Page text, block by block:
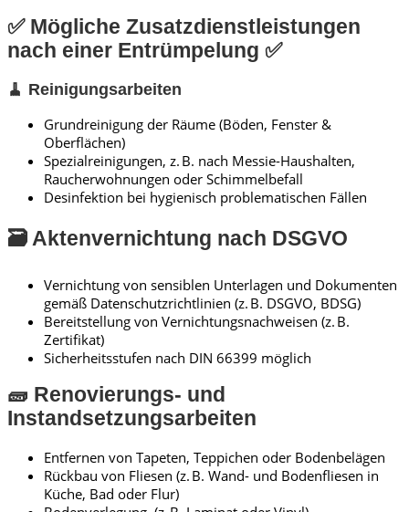
✅ Mögliche Zusatzdienstleistungen
nach einer Entrümpelung ✅
🧹 Reinigungsarbeiten
Grundreinigung der Räume (Böden, Fenster &
Oberflächen)
Spezialreinigungen, z. B. nach Messie-Haushalten,
Raucherwohnungen oder Schimmelbefall
Desinfektion bei hygienisch problematischen Fällen
🗃️ Aktenvernichtung nach DSGVO
Vernichtung von sensiblen Unterlagen und Dokumenten
gemäß Datenschutzrichtlinien (z. B. DSGVO, BDSG)
Bereitstellung von Vernichtungsnachweisen (z. B.
Zertifikat)
Sicherheitsstufen nach DIN 66399 möglich
🧱 Renovierungs- und
Instandsetzungsarbeiten
Entfernen von Tapeten, Teppichen oder Bodenbelägen
Rückbau von Fliesen (z. B. Wand- und Bodenfliesen in
Küche, Bad oder Flur)